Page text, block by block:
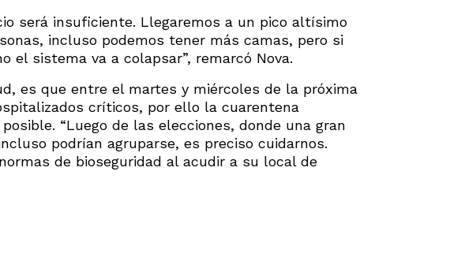
será insuficiente. Llegaremos a un pico altísimo
incluso podemos tener más camas, pero si
el sistema va a colapsar”, remarcó Nova.
es que entre el martes y miércoles de la próxima
críticos, por ello la cuarentena
“Luego de las elecciones, donde una gran
podrían agruparse, es preciso cuidarnos.
de bioseguridad al acudir a su local de